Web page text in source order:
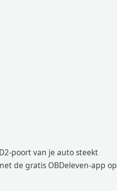
poort van je auto steekt
de gratis OBDeleven-app op